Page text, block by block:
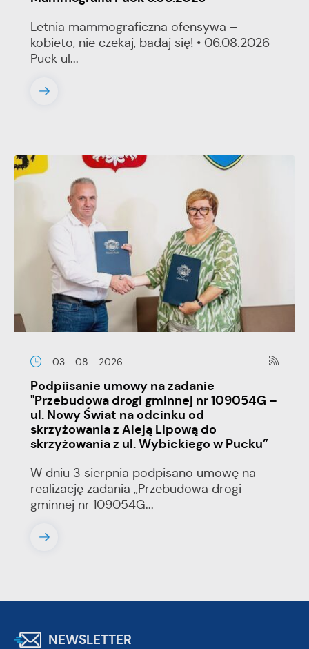
Letnia mammograficzna ofensywa –
kobieto, nie czekaj, badaj się! • 06.08.2026
Puck ul...
03 - 08 - 2026
Podpiisanie umowy na zadanie
"Przebudowa drogi gminnej nr 109054G –
ul. Nowy Świat na odcinku od
skrzyżowania z Aleją Lipową do
skrzyżowania z ul. Wybickiego w Pucku”
W dniu 3 sierpnia podpisano umowę na
realizację zadania „Przebudowa drogi
gminnej nr 109054G...
NEWSLETTER